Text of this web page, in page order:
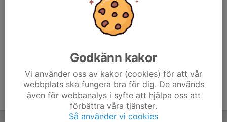
Om ni byter med någon annan, ange vem i så fall vem
Godkänn kakor
Vi använder oss av kakor (cookies) för att vår
webbplats ska fungera bra för dig. De används
även för webbanalys i syfte att hjälpa oss att
förbättra våra tjänster.
Så använder vi cookies